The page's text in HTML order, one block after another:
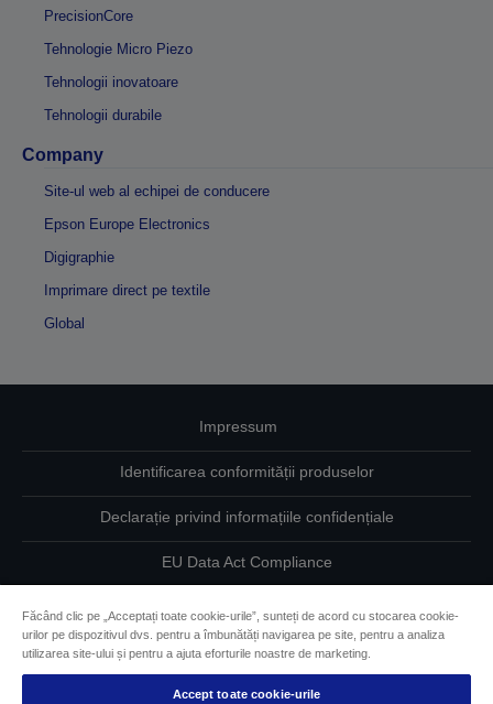
PrecisionCore
Tehnologie Micro Piezo
Tehnologii inovatoare
Tehnologii durabile
Company
Site-ul web al echipei de conducere
Epson Europe Electronics
Digigraphie
Imprimare direct pe textile
Global
Impressum
Identificarea conformității produselor
Declarație privind informațiile confidențiale
EU Data Act Compliance
Informaţii despre modulele cookie
Angajamentul Epson pe linie de accesibilitate
Făcând clic pe „Acceptați toate cookie-urile”, sunteți de acord cu stocarea cookie-
urilor pe dispozitivul dvs. pentru a îmbunătăți navigarea pe site, pentru a analiza
utilizarea site-ului și pentru a ajuta eforturile noastre de marketing.
Accept toate cookie-urile